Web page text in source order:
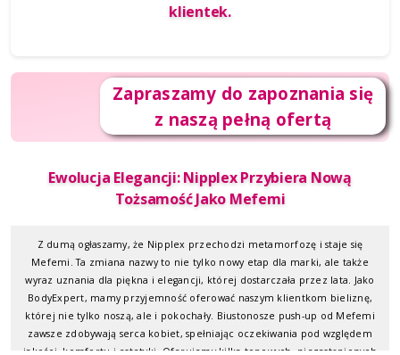
klientek.
Zapraszamy do zapoznania się
z naszą pełną ofertą
Ewolucja Elegancji: Nipplex Przybiera Nową
Tożsamość Jako Mefemi
Z dumą ogłaszamy, że Nipplex przechodzi metamorfozę i staje się
Mefemi. Ta zmiana nazwy to nie tylko nowy etap dla marki, ale także
wyraz uznania dla piękna i elegancji, której dostarczała przez lata. Jako
BodyExpert, mamy przyjemność oferować naszym klientkom bieliznę,
której nie tylko noszą, ale i pokochały. Biustonosze push-up od Mefemi
zawsze zdobywają serca kobiet, spełniając oczekiwania pod względem
jakości, komfortu i estetyki. Oferujemy kilka topowych, niezastąpionych